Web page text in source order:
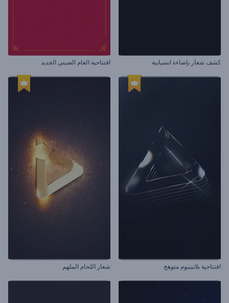
كشف شعار بإضاءة انسيابية افتتاحية العام الصيني الجديد
افتتاحية بلاتينيوم متوهج شعار اللحام الملهم